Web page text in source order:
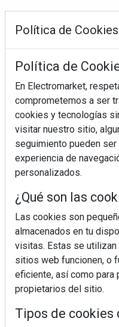
REVISTA 378
Política de Cookies
Política de
En Electromarket,
comprometemos a ser
cookies y tecnologías
visitar nuestro sitio,
seguimiento pueden
experiencia de
personalizados.
¿Qué son las
Las cookies son
almacenados en tu
visitas. Estas se utilizan
sitios web funcionen, o
eficiente, así como para
propietarios del sitio.
Tipos de cookies